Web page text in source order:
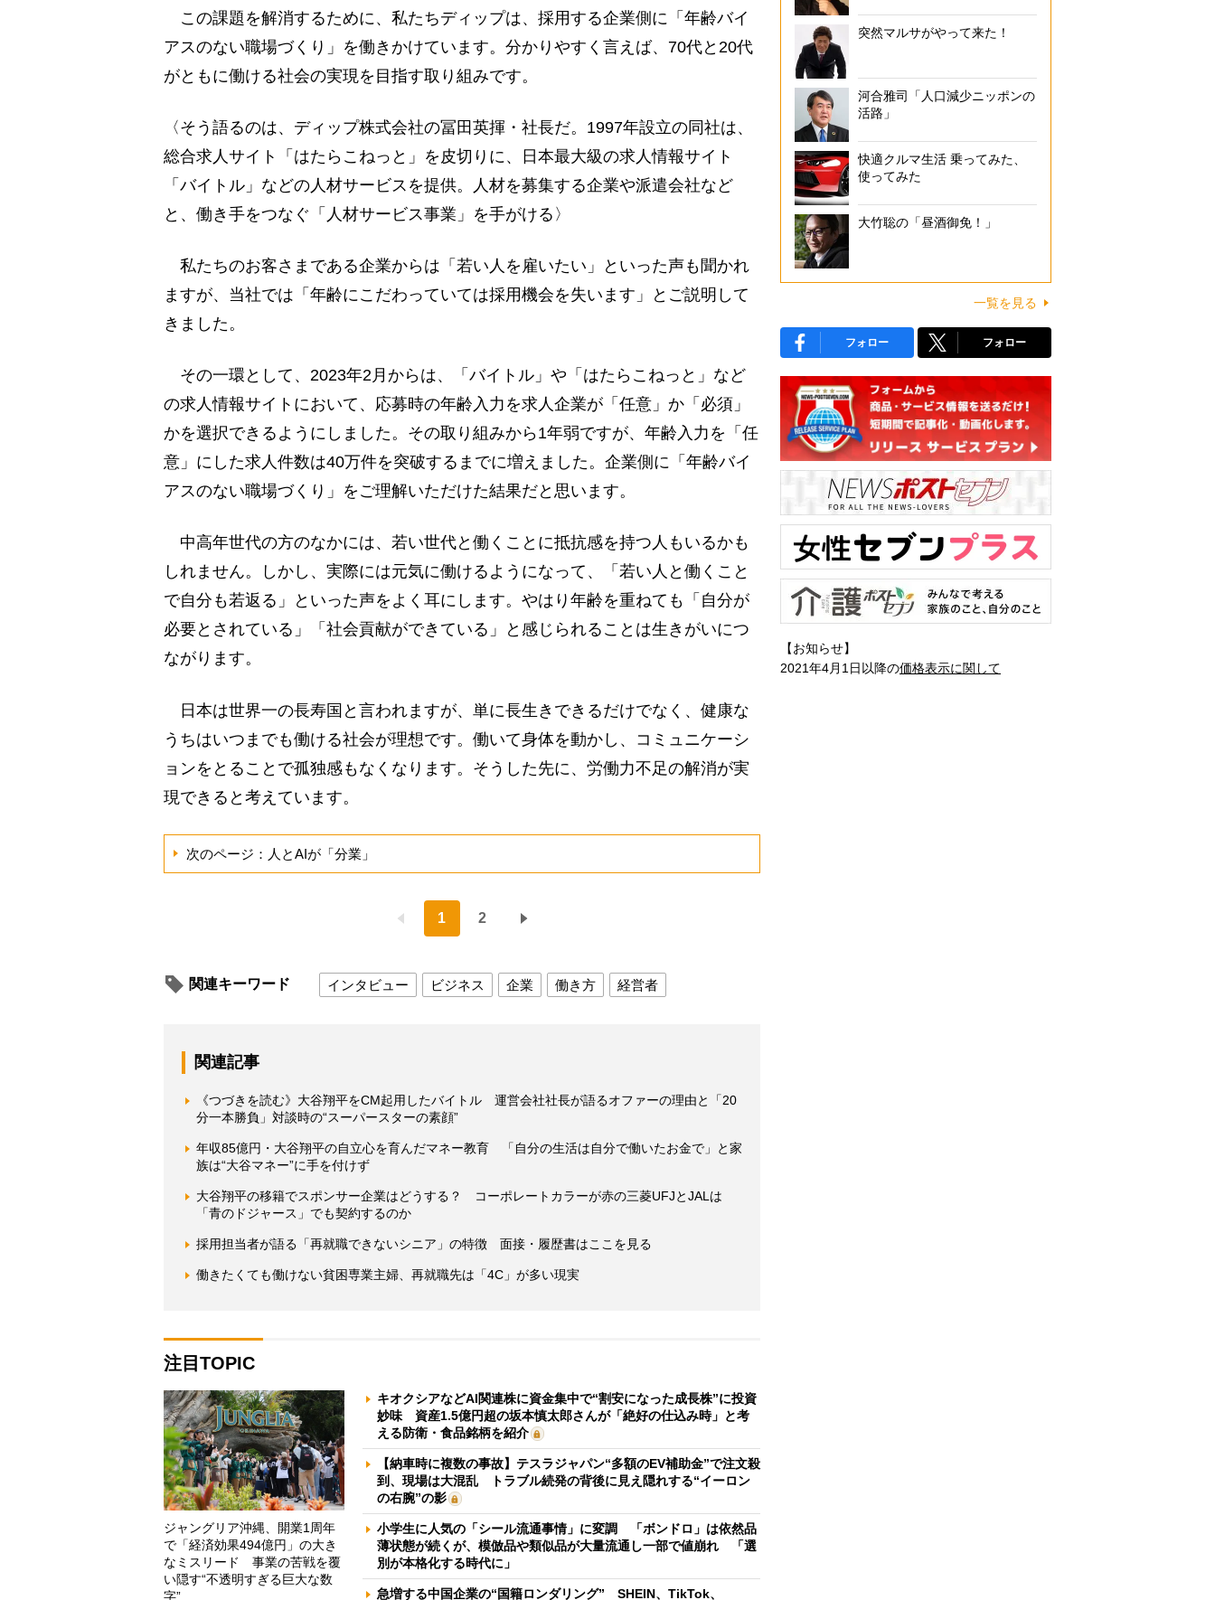
この課題を解消するために、私たちディップは、採用する企業側に「年齢バイ
アスのない職場づくり」を働きかけています。分かりやすく言えば、70代と20代
がともに働ける社会の実現を目指す取り組みです。
〈そう語るのは、ディップ株式会社の冨田英揮・社長だ。1997年設立の同社は、
総合求人サイト「はたらこねっと」を皮切りに、日本最大級の求人情報サイト
「バイトル」などの人材サービスを提供。人材を募集する企業や派遣会社など
と、働き手をつなぐ「人材サービス事業」を手がける〉
私たちのお客さまである企業からは「若い人を雇いたい」といった声も聞かれ
ますが、当社では「年齢にこだわっていては採用機会を失います」とご説明して
きました。
その一環として、2023年2月からは、「バイトル」や「はたらこねっと」など
の求人情報サイトにおいて、応募時の年齢入力を求人企業が「任意」か「必須」
かを選択できるようにしました。その取り組みから1年弱ですが、年齢入力を「任
意」にした求人件数は40万件を突破するまでに増えました。企業側に「年齢バイ
アスのない職場づくり」をご理解いただけた結果だと思います。
中高年世代の方のなかには、若い世代と働くことに抵抗感を持つ人もいるかも
しれません。しかし、実際には元気に働けるようになって、「若い人と働くこと
で自分も若返る」といった声をよく耳にします。やはり年齢を重ねても「自分が
必要とされている」「社会貢献ができている」と感じられることは生きがいにつ
ながります。
日本は世界一の長寿国と言われますが、単に長生きできるだけでなく、健康な
うちはいつまでも働ける社会が理想です。働いて身体を動かし、コミュニケーシ
ョンをとることで孤独感もなくなります。そうした先に、労働力不足の解消が実
現できると考えています。
次のページ：人とAIが「分業」
1 2
関連キーワード インタビュー ビジネス 企業 働き方 経営者
関連記事
《つづきを読む》大谷翔平をCM起用したバイトル 運営会社社長が語るオファーの理由と「20
分一本勝負」対談時の“スーパースターの素顔”
年収85億円・大谷翔平の自立心を育んだマネー教育 「自分の生活は自分で働いたお金で」と家
族は“大谷マネー”に手を付けず
大谷翔平の移籍でスポンサー企業はどうする？ コーポレートカラーが赤の三菱UFJとJALは
「青のドジャース」でも契約するのか
採用担当者が語る「再就職できないシニア」の特徴 面接・履歴書はここを見る
働きたくても働けない貧困専業主婦、再就職先は「4C」が多い現実
注目TOPIC
ジャングリア沖縄、開業1周年
で「経済効果494億円」の大き
なミスリード 事業の苦戦を覆
い隠す“不透明すぎる巨大な数
字”
キオクシアなどAI関連株に資金集中で“割安になった成長株”に投資
妙味 資産1.5億円超の坂本慎太郎さんが「絶好の仕込み時」と考
える防衛・食品銘柄を紹介
【納車時に複数の事故】テスラジャパン“多額のEV補助金”で注文殺
到、現場は大混乱 トラブル続発の背後に見え隠れする“イーロン
の右腕”の影
小学生に人気の「シール流通事情」に変調 「ボンドロ」は依然品
薄状態が続くが、模倣品や類似品が大量流通し一部で値崩れ 「選
別が本格化する時代に」
急増する中国企業の“国籍ロンダリング” SHEIN、TikTok、
突然マルサがやって来た！
河合雅司「人口減少ニッポンの
活路」
快適クルマ生活 乗ってみた、
使ってみた
大竹聡の「昼酒御免！」
一覧を見る
フォロー フォロー
【お知らせ】
2021年4月1日以降の価格表示に関して